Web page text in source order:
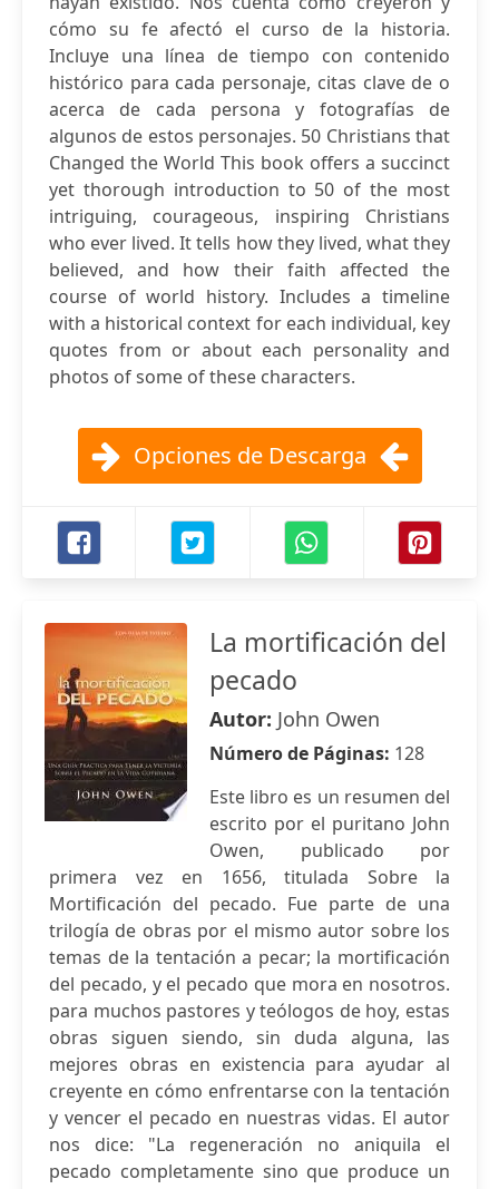
cómo su fe afectó el curso de la historia.
Incluye una línea de tiempo con contenido
histórico para cada personaje, citas clave de o
acerca de cada persona y fotografías de
algunos de estos personajes. 50 Christians that
Changed the World This book offers a succinct
yet thorough introduction to 50 of the most
intriguing, courageous, inspiring Christians
who ever lived. It tells how they lived, what they
believed, and how their faith affected the
course of world history. Includes a timeline
with a historical context for each individual, key
quotes from or about each personality and
photos of some of these characters.
Opciones de Descarga
La mortificación del
pecado
Autor: John Owen
Número de Páginas: 128
Este libro es un resumen del
escrito por el puritano John
Owen, publicado por
primera vez en 1656, titulada Sobre la
Mortificación del pecado. Fue parte de una
trilogía de obras por el mismo autor sobre los
temas de la tentación a pecar; la mortificación
del pecado, y el pecado que mora en nosotros.
para muchos pastores y teólogos de hoy, estas
obras siguen siendo, sin duda alguna, las
mejores obras en existencia para ayudar al
creyente en cómo enfrentarse con la tentación
y vencer el pecado en nuestras vidas. El autor
nos dice: "La regeneración no aniquila el
pecado completamente sino que produce un